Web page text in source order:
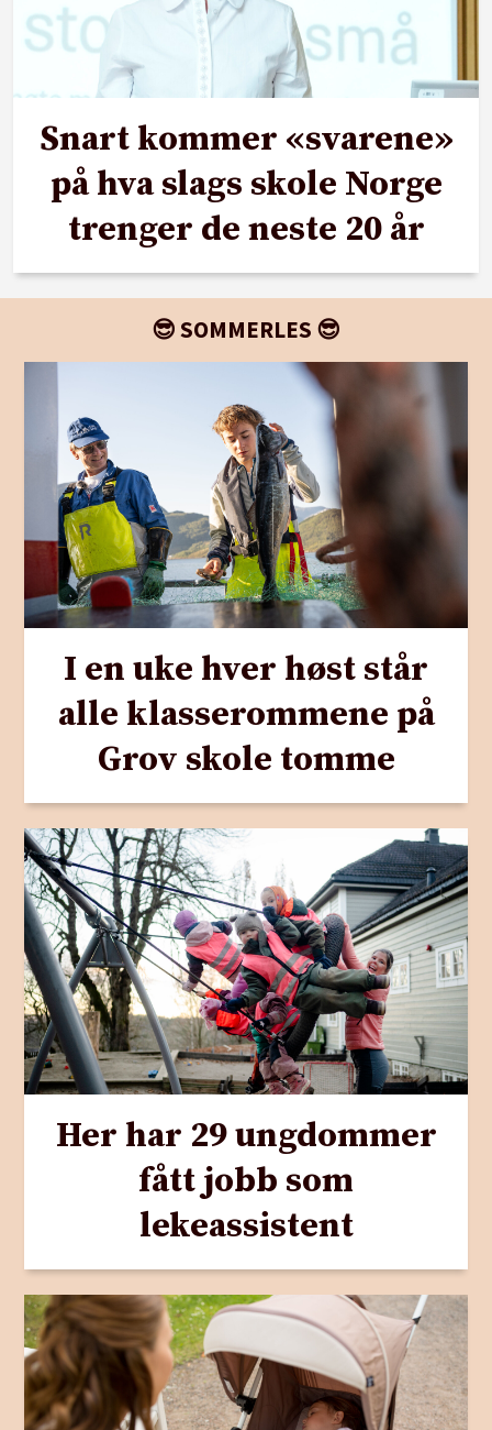
Snart kommer «svarene»
på hva slags skole Norge
trenger de neste 20 år
😎 SOMMERLES 😎
I en uke hver høst står
alle klasserommene på
Grov skole tomme
Her har 29 ungdommer
fått jobb som
lekeassistent